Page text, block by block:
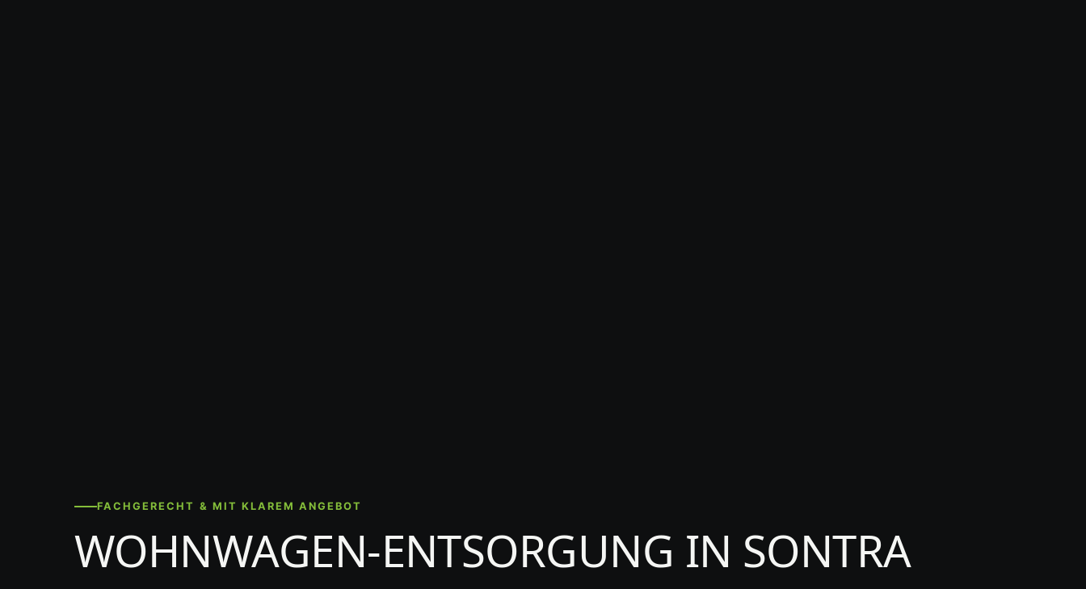
FACHGERECHT & MIT KLAREM ANGEBOT
WOHNWAGEN-ENTSORGUNG IN SONTRA